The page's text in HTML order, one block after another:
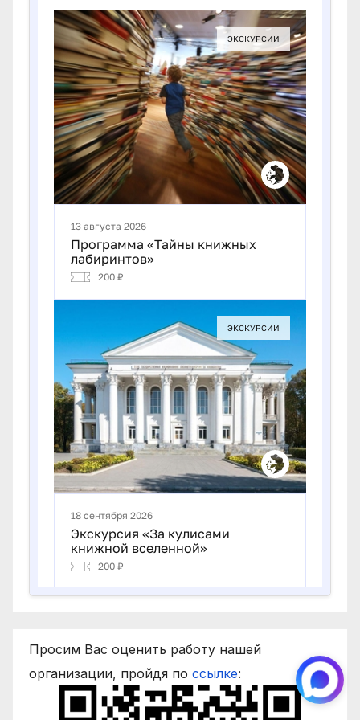
Просим Вас оценить работу нашей
организации, пройдя по ссылке: